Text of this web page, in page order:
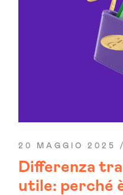
20 MAGGIO 2025
Differenza
utile: perché